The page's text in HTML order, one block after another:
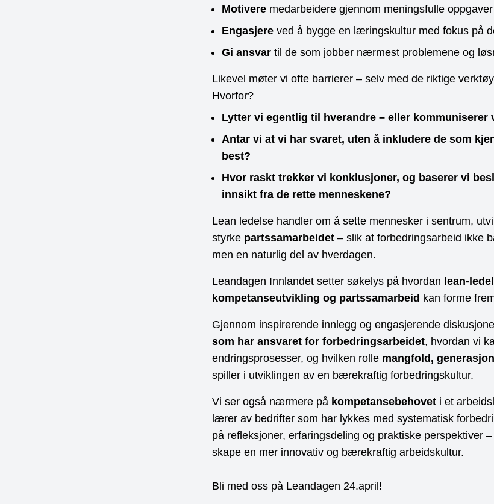
Motivere medarbeidere gjennom meningsfulle oppgaver
Engasjere ved å bygge en læringskultur med fokus på
Gi ansvar til de som jobber nærmest problemene og
Likevel møter vi ofte barrierer – selv med de riktige
Hvorfor?
Lytter vi egentlig til hverandre – eller kommuniserer
Antar vi at vi har svaret, uten å inkludere de som
best?
Hvor raskt trekker vi konklusjoner, og baserer vi
innsikt fra de rette menneskene?
Lean ledelse handler om å sette mennesker i sentrum,
styrke partssamarbeidet – slik at forbedringsarbeid ikke
men en naturlig del av hverdagen.
Leandagen Innlandet setter søkelys på hvordan lean-
kompetanseutvikling og partssamarbeid kan forme
Gjennom inspirerende innlegg og engasjerende
som har ansvaret for forbedringsarbeidet, hvordan vi
endringsprosesser, og hvilken rolle mangfold,
spiller i utviklingen av en bærekraftig forbedringskultur.
Vi ser også nærmere på kompetansebehovet i et
lærer av bedrifter som har lykkes med systematisk
på refleksjoner, erfaringsdeling og praktiske perspektiver
skape en mer innovativ og bærekraftig arbeidskultur.
Bli med oss på Leandagen 24.april!